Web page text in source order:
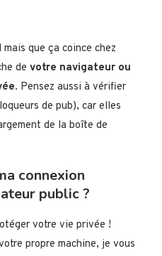
que ça coince chez
de votre navigateur ou
. Pensez aussi à vérifier
de pub), car elles
de la boîte de
connexion
public ?
votre vie privée !
propre machine, je vous